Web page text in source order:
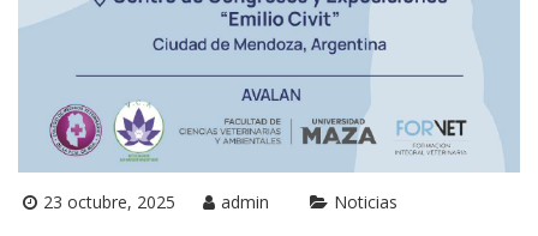
23 octubre, 2025 admin Noticias